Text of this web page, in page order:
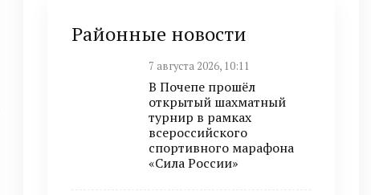
Районные новости
7 августа 2026, 10:11
В Почепе прошёл
открытый шахматный
турнир в рамках
всероссийского
спортивного марафона
«Сила России»